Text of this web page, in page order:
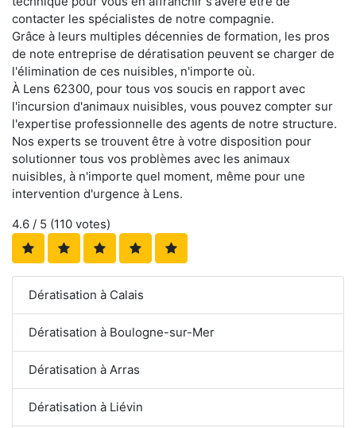
contacter les spécialistes de notre compagnie.
Grâce à leurs multiples décennies de formation, les pros
de note entreprise de dératisation peuvent se charger de
l'élimination de ces nuisibles, n'importe où.
À Lens 62300, pour tous vos soucis en rapport avec
l'incursion d'animaux nuisibles, vous pouvez compter sur
l'expertise professionnelle des agents de notre structure.
Nos experts se trouvent être à votre disposition pour
solutionner tous vos problèmes avec les animaux
nuisibles, à n'importe quel moment, même pour une
intervention d'urgence à Lens.
4.6 / 5 (110 votes)
Dératisation à Calais
Dératisation à Boulogne-sur-Mer
Dératisation à Arras
Dératisation à Liévin